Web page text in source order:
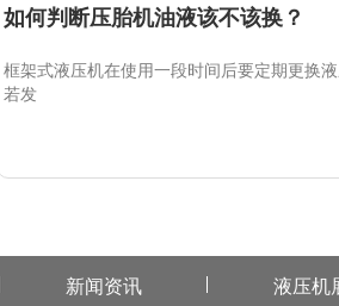
如何判断压胎机油液该不该换？
框架式液压机在使用一段时间后要定期更换
若发
新闻资讯 液压机